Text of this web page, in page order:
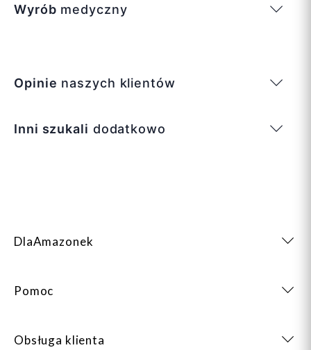
Wyrób medyczny
Opinie naszych klientów
Inni szukali dodatkowo
DlaAmazonek
Pomoc
Obsługa klienta